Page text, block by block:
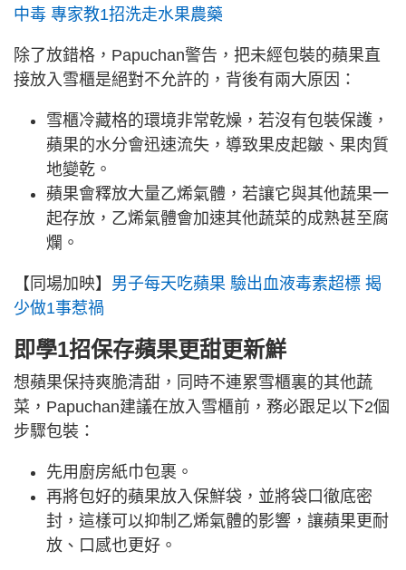
中毒 專家教1招洗走水果農藥
除了放錯格，Papuchan警告，把未經包裝的蘋果直
接放入雪櫃是絕對不允許的，背後有兩大原因：
雪櫃冷藏格的環境非常乾燥，若沒有包裝保護，
蘋果的水分會迅速流失，導致果皮起皺、果肉質
地變乾。
蘋果會釋放大量乙烯氣體，若讓它與其他蔬果一
起存放，乙烯氣體會加速其他蔬菜的成熟甚至腐
爛。
【同場加映】 男子每天吃蘋果 驗出血液毒素超標 揭
少做1事惹禍
即學1招保存蘋果更甜更新鮮
想蘋果保持爽脆清甜，同時不連累雪櫃裏的其他蔬
菜，Papuchan建議在放入雪櫃前，務必跟足以下2個
步驟包裝：
先用廚房紙巾包裹。
再將包好的蘋果放入保鮮袋，並將袋口徹底密
封，這樣可以抑制乙烯氣體的影響，讓蘋果更耐
放、口感也更好。